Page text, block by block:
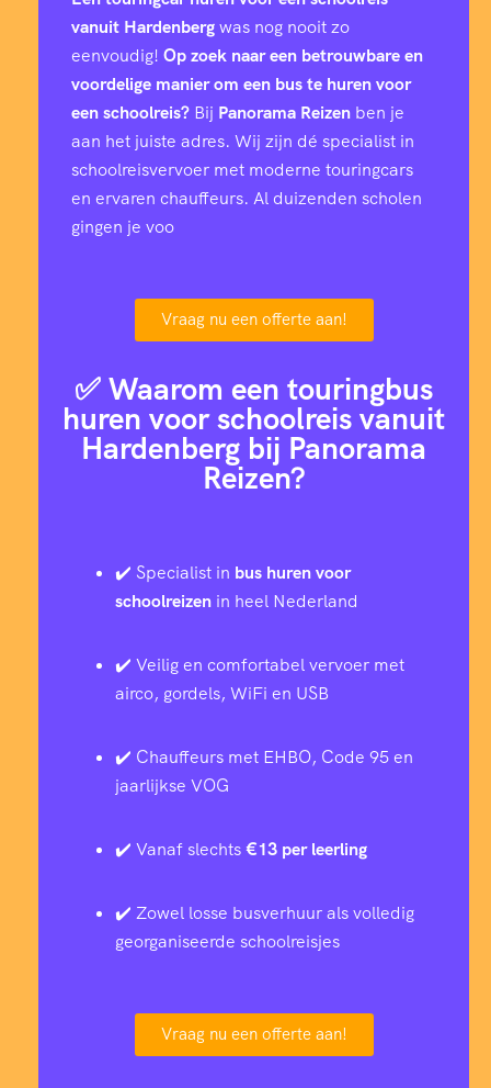
vanuit Hardenbergwas nog nooit zo
eenvoudig! Op zoek naar een betrouwbare en
voordelige manier om een bus te huren voor
een schoolreis? Bij Panorama Reizen ben je
aan het juiste adres. Wij zijn dé specialist in
schoolreisvervoer met moderne touringcars
en ervaren chauffeurs. Al duizenden scholen
gingen je voo
Vraag nu een offerte aan!
✅ Waarom een touringbus
huren voor schoolreis vanuit
Hardenberg bij Panorama
Reizen?
✔️ Specialist in bus huren voor
schoolreizen in heel Nederland
✔️ Veilig en comfortabel vervoer met
airco, gordels, WiFi en USB
✔️ Chauffeurs met EHBO, Code 95 en
jaarlijkse VOG
✔️ Vanaf slechts€13 per leerling
✔️ Zowel losse busverhuur als volledig
georganiseerde schoolreisjes
Vraag nu een offerte aan!